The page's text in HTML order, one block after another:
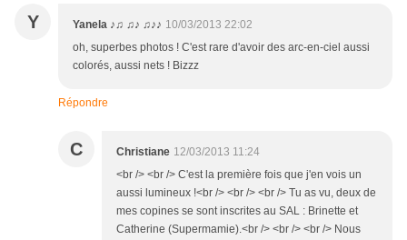
Y Yanela ♪♫ ♫♪ ♫♪♪ 10/03/2013 22:02
oh, superbes photos ! C'est rare d'avoir des arc-en-ciel aussi
colorés, aussi nets ! Bizzz
Répondre
C Christiane 12/03/2013 11:24
<br /> <br /> C'est la première fois que j'en vois un
aussi lumineux !<br /> <br /> <br /> Tu as vu, deux de
mes copines se sont inscrites au SAL : Brinette et
Catherine (Supermamie).<br /> <br /> <br /> Nous